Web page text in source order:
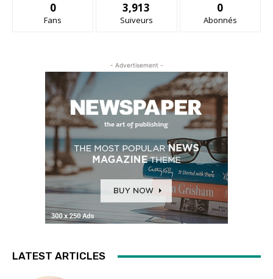
0
Fans
3,913
Suiveurs
0
Abonnés
- Advertisement -
LATEST ARTICLES